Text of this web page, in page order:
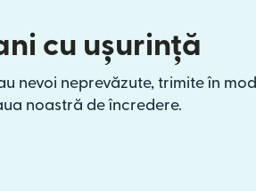
cu ușurință
nevoi neprevăzute, trimite în mod
noastră de încredere.